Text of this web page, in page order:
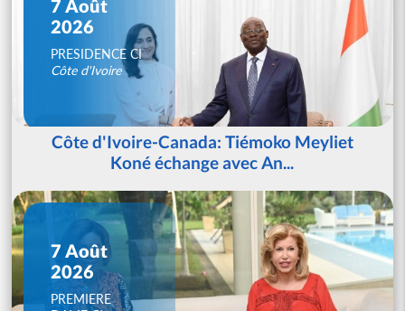
7 Août
2026
PRESIDENCE CI
Côte d'Ivoire
Côte d'Ivoire-Canada: Tiémoko Meyliet
Koné échange avec An...
7 Août
2026
PREMIERE